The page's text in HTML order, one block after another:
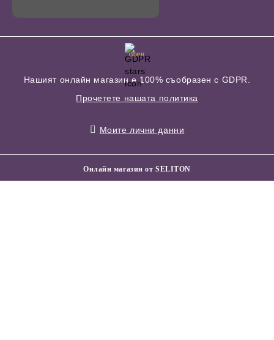
GDPR
Нашият онлайн магазин е 100% съобразен с GDPR.
Прочетете нашата политика
Моите лични данни
Онлайн магазин от SELITON